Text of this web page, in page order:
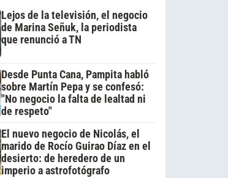
Lejos de la televisión, el negocio
de Marina Señuk, la periodista
que renunció a TN
Desde Punta Cana, Pampita habló
sobre Martín Pepa y se confesó:
"No negocio la falta de lealtad ni
de respeto"
El nuevo negocio de Nicolás, el
marido de Rocío Guirao Díaz en el
desierto: de heredero de un
imperio a astrofotógrafo